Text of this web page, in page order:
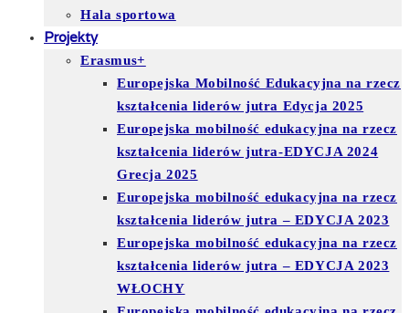
Hala sportowa
Projekty
Erasmus+
Europejska Mobilność Edukacyjna na rzecz
kształcenia liderów jutra Edycja 2025
Europejska mobilność edukacyjna na rzecz
kształcenia liderów jutra-EDYCJA 2024
Grecja 2025
Europejska mobilność edukacyjna na rzecz
kształcenia liderów jutra – EDYCJA 2023
Europejska mobilność edukacyjna na rzecz
kształcenia liderów jutra – EDYCJA 2023
WŁOCHY